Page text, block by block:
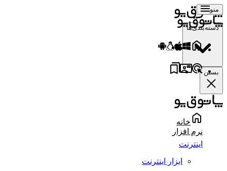
منو
دسته‌بندی‌ها
بستن
خانه
نرم افزار
اینترنت
ابزار اینترنت